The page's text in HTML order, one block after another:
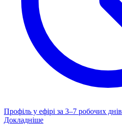
Профіль у ефірі за 3–7 робочих днів
Докладніше